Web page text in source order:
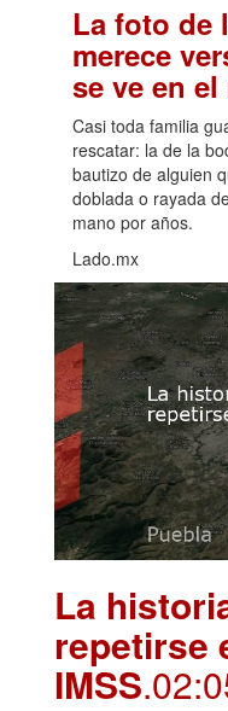
La foto de
merece
se ve en
Casi toda familia
rescatar: la de la
bautizo de alguien
doblada o rayada
mano por años.
Lado.mx
La
repetirse
IMSS